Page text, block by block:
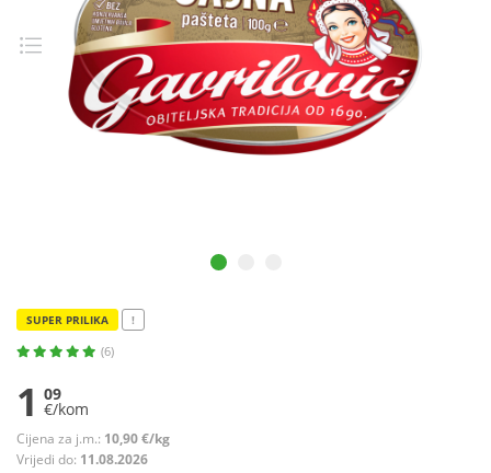
SUPER PRILIKA !
(6)
1 09
€/kom
Cijena za j.m.: 10,90 €/kg
Vrijedi do: 11.08.2026